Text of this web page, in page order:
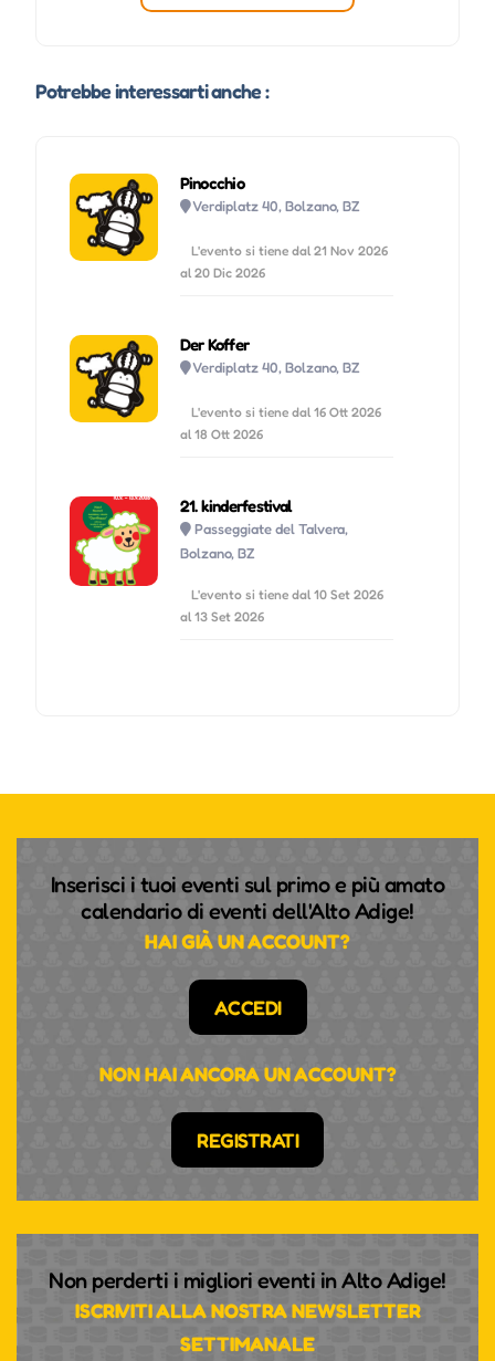
Potrebbe interessarti anche :
Pinocchio
Verdiplatz 40, Bolzano, BZ
L'evento si tiene dal 21 Nov 2026
al 20 Dic 2026
Der Koffer
Verdiplatz 40, Bolzano, BZ
L'evento si tiene dal 16 Ott 2026
al 18 Ott 2026
21. kinderfestival
Passeggiate del Talvera,
Bolzano, BZ
L'evento si tiene dal 10 Set 2026
al 13 Set 2026
Inserisci i tuoi eventi sul primo e più amato
calendario di eventi dell'Alto Adige!
HAI GIÀ UN ACCOUNT?
ACCEDI
NON HAI ANCORA UN ACCOUNT?
REGISTRATI
Non perderti i migliori eventi in Alto Adige!
ISCRIVITI ALLA NOSTRA NEWSLETTER
SETTIMANALE